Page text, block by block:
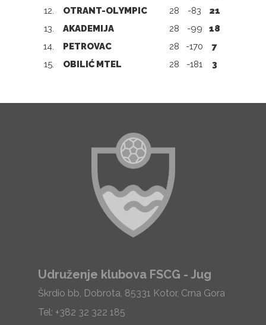
12.
OTRANT-OLYMPIC 28 -83
21
13.
AKADEMIJA 28 -99
18
14.
PETROVAC 28 -170
7
15.
OBILIĆ MTEL 28 -181 3
Udruženje klubova FSCG - Jug
Škrdio bb, Dobrota, 85331 Kotor, Crna Gora
Tel: +382 32 322 185